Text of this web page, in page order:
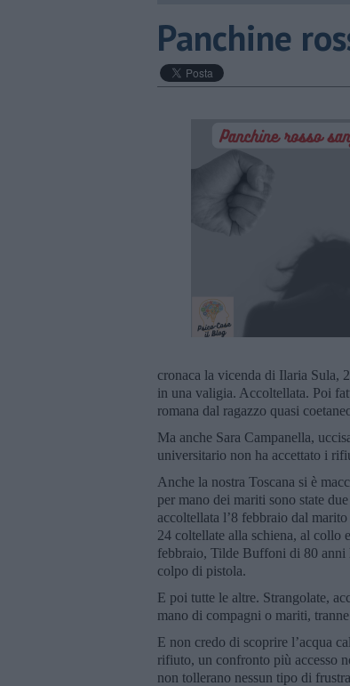
​Panchine
cronaca la vicenda di Ilaria Sula,
in una valigia. Accoltellata. Poi
romana dal ragazzo quasi
Ma anche Sara Campanella,
universitario non ha accettato i
Anche la nostra Toscana si è
per mano dei mariti sono state
accoltellata l’8 febbraio dal
24 coltellate alla schiena, al collo
febbraio, Tilde Buffoni di 80 anni
colpo di pistola.
E poi tutte le altre. Strangolate,
mano di compagni o mariti,
E non credo di scoprire l’acqua
rifiuto, un confronto più accesso
non tollerano nessun tipo di